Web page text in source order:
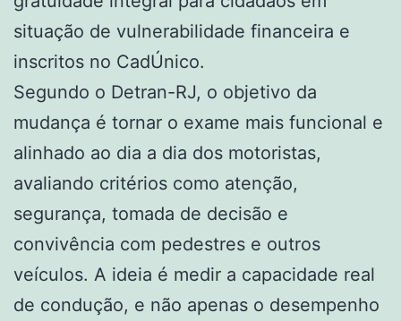
situação de vulnerabilidade financeira e
inscritos no CadÚnico.
Segundo o Detran-RJ, o objetivo da
mudança é tornar o exame mais funcional e
alinhado ao dia a dia dos motoristas,
avaliando critérios como atenção,
segurança, tomada de decisão e
convivência com pedestres e outros
veículos. A ideia é medir a capacidade real
de condução, e não apenas o desempenho